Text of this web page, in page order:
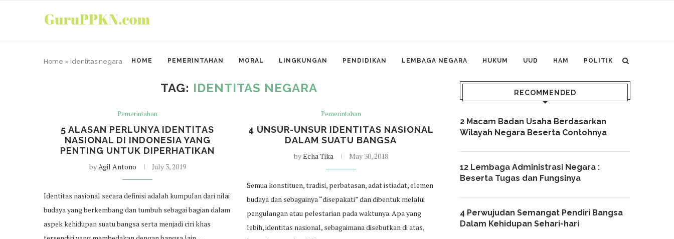
HOME PEMERINTAHAN MORAL LINGKUNGAN PENDIDIKAN LEMBAGA NEGARA HUKUM UUD HAM POLITIK
Home » identitas negara
TAG: IDENTITAS NEGARA
Pemerintahan
5 ALASAN PERLUNYA IDENTITAS
NASIONAL DI INDONESIA YANG
PENTING UNTUK DIPERHATIKAN
byAgil Antono July 3, 2019
Identitas nasional secara definisi adalah kumpulan dari nilai
budaya yang berkembang dan tumbuh sebagai bagian dalam
aspek kehidupan suatu bangsa serta menjadi ciri khas
Pemerintahan
4 UNSUR-UNSUR IDENTITAS NASIONAL
DALAM SUATU BANGSA
byEcha Tika May 30, 2018
Semua konstituen, tradisi, perbatasan, adat istiadat, elemen
budaya dan sebagainya “disepakati” dan dibentuk melalui
pengulangan atau pelestarian pada waktunya. Apa yang
lebih, identitas nasional, sebagaimana disebutkan di atas,
RECOMMENDED
2 Macam Badan Usaha Berdasarkan
Wilayah Negara Beserta Contohnya
12 Lembaga Administrasi Negara :
Beserta Tugas dan Fungsinya
4 Perwujudan Semangat Pendiri Bangsa
Dalam Kehidupan Sehari-hari